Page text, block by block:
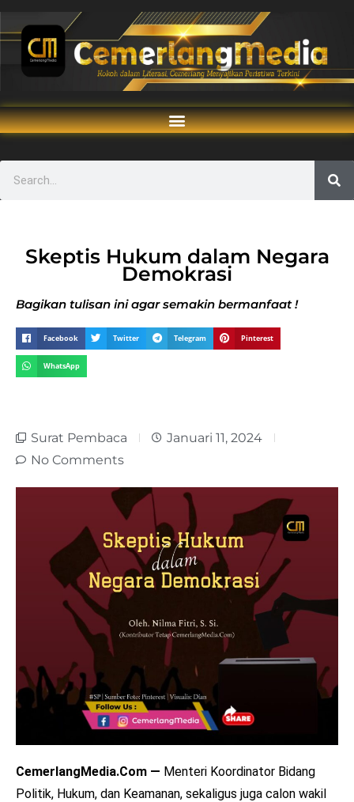
Skeptis Hukum dalam Negara
Demokrasi
Bagikan tulisan ini agar semakin bermanfaat !
Facebook Twitter Telegram Pinterest
WhatsApp
Surat Pembaca
Januari 11, 2024
No Comments
CemerlangMedia.Com — Menteri Koordinator Bidang
Politik, Hukum, dan Keamanan, sekaligus juga calon wakil